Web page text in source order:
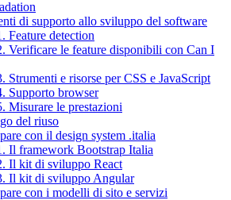
di supporto allo sviluppo del software
Feature detection
Verificare le feature disponibili con Can I
Strumenti e risorse per CSS e JavaScript
Supporto browser
Misurare le prestazioni
del riuso
con il design system .italia
Il framework Bootstrap Italia
Il kit di sviluppo React
Il kit di sviluppo Angular
con i modelli di sito e servizi